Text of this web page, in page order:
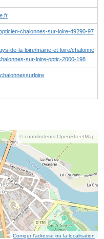
chalonnes-sur-loire-49290-97
de-la-loire/maine-et-loire/chalonne
sur-loire-optic-2000-198
© contributeurs OpenStreetMap
Corriger l’adresse ou la localisation